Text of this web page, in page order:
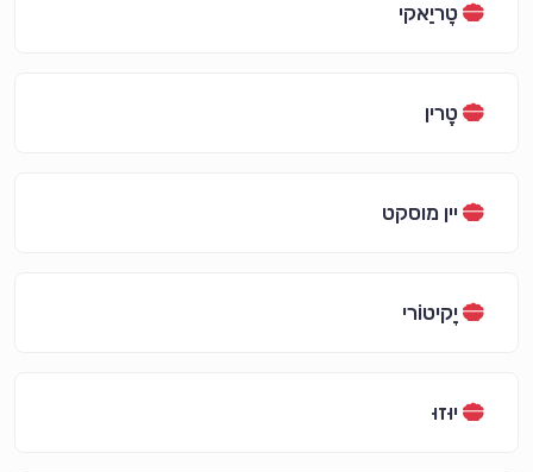
טָריַאקי
טֶרין
יין מוסקט
יָקיטוֹרי
יוּזוּ